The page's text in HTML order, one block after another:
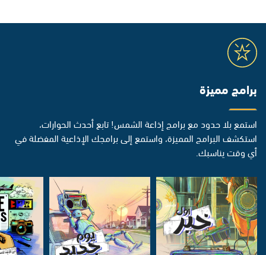
برامج مميزة
استمع بلا حدود مع برامج إذاعة الشمس! تابع أحدث الحوارات،
استكشف البرامج المميزة، واستمع إلى برامجك الإذاعية المفضلة في
أي وقت يناسبك.